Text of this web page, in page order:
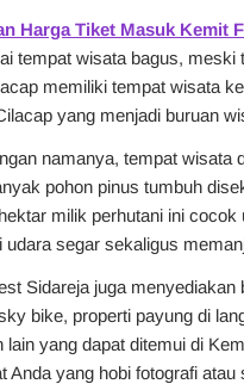
Harga Tiket Masuk Kemit
tempat wisata bagus, meski
memiliki tempat wisata
yang menjadi buruan
namanya, tempat wisata
pohon pinus tumbuh
milik perhutani ini
udara segar sekaligus
Sidareja juga
bike, properti payung di
lain yang dapat ditemui di
Anda yang hobi fotografi